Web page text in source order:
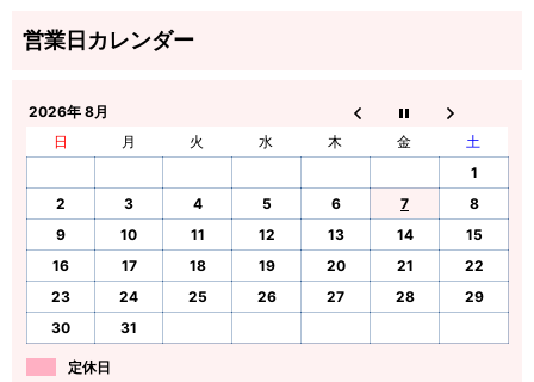
2026年 8月
日
月 火 水 木 金
土
1
2
3 4 5 6 7
8
9
10 11 12 13 14
15
16
17 18 19 20 21
22
23
24 25 26 27 28
29
30
31
定休日